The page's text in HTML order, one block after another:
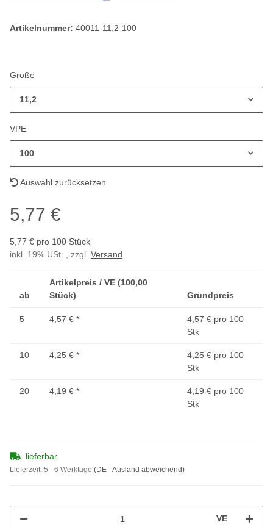
Artikelnummer: 40011-11,2-100
Größe
11,2
VPE
100
Auswahl zurücksetzen
5,77 €
5,77 € pro 100 Stück
inkl. 19% USt. , zzgl. Versand
ab
Artikelpreis / VE (100,00
Stück)
Grundpreis
5 4,57 € *
4,57 € pro 100
Stk
10 4,25 € *
4,25 € pro 100
Stk
20 4,19 € *
4,19 € pro 100
Stk
lieferbar
Lieferzeit: 5 - 6 Werktage (DE - Ausland abweichend)
VE